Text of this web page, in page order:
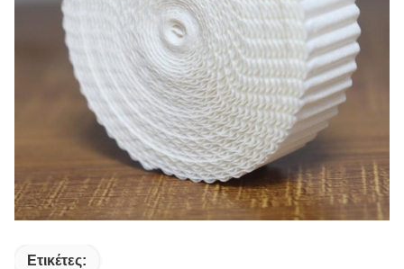
Ετικέτες: